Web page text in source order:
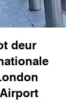
deur